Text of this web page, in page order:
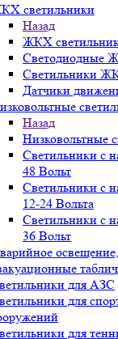
светильники
Назад
ЖКХ
Светодиодные
Светильники
Датчики
Назад
Низковольтные
Светильники с
48 Вольт
Светильники с
12-24 Вольта
Светильники с
36 Вольт
для АЗС
для
для